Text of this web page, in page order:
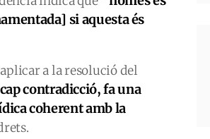
si aquesta és
a la resolució del
contradicció, fa una
coherent amb la